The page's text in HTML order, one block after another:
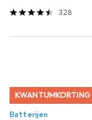
328
KWANTUMKORTING
Batterijen